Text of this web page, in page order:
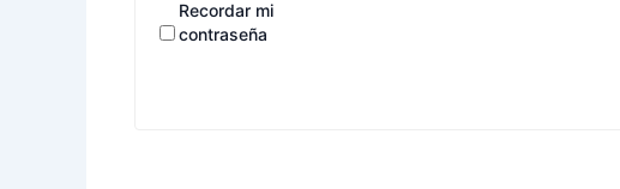
Recordar mi
contraseña